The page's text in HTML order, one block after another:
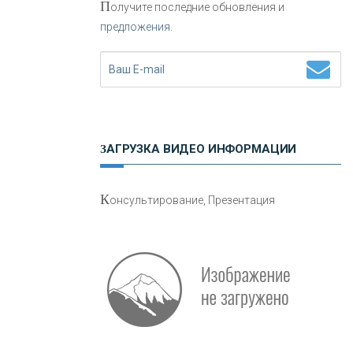
Нетворкинг для предпринимателей
авто
Получите последние обновления и
предложения.
ЗАГРУЗКА ВИДЕО ИНФОРМАЦИИ
Консультирование, Презентация